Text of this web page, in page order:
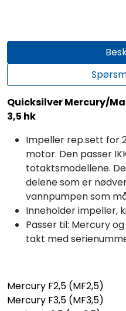
Quicksilver Mercury/
3,5 hk
Impeller rep.sett for
motor. Den passer
totaktsmodellene.
delene som er
vannpumpen som
Inneholder impeller,
Passer til: Mercury
takt med
Mercury F2,5 (MF2,5)
Mercury F3,5 (MF3,5)